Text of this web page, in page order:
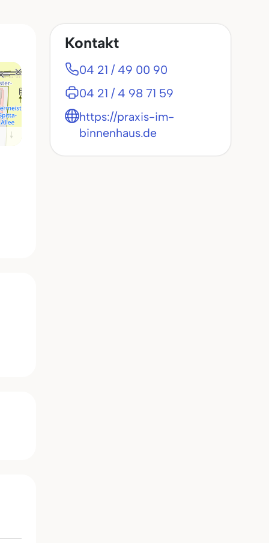
Kontakt
04 21 / 49 00 90
04 21 / 4 98 71 59
https://praxis-im-
binnenhaus.de